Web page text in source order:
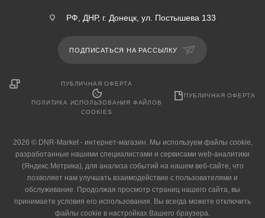
РФ, ДНР, г. Донецк, ул. Постышева 133
ПОДПИСАТЬСЯ НА РАССЫЛКУ
ПУБЛИЧНАЯ ОФЕРТА
ПОЛИТИКА ИСПОЛЬЗОВАНИЯ ФАЙЛОВ
COOKIES
ПУБЛИЧНАЯ ОФЕРТА
2026 © DNR-Market - интернет-магазин. Мы используем файлы cookie,
разработанные нашими специалистами и сервисами web-аналитики
(Яндекс.Метрика), для анализа событий на нашем веб-сайте, что
позволяет нам улучшать взаимодействие с пользователями и
обслуживание. Продолжая просмотр страниц нашего сайта, вы
принимаете условия его использования. Вы всегда можете отключить
файлы cookie в настройках Вашего браузера.